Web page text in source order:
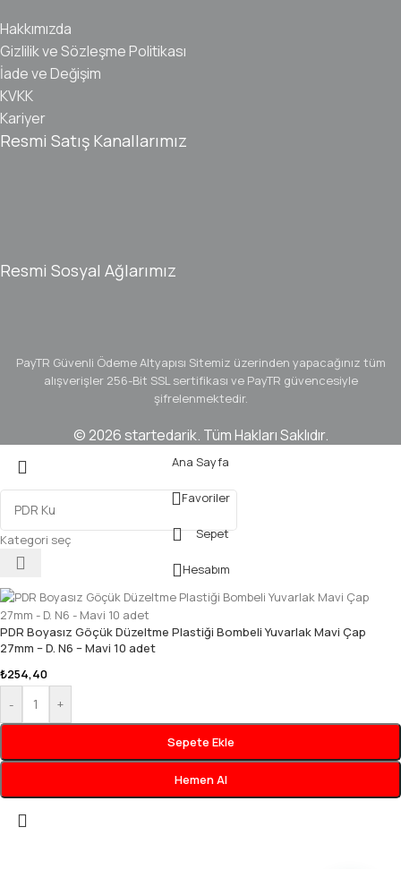
Hakkımızda
Gizlilik ve Sözleşme Politikası
İade ve Değişim
KVKK
Kariyer
Resmi Satış Kanallarımız
Resmi Sosyal Ağlarımız
PayTR Güvenli Ödeme Altyapısı Sitemiz üzerinden yapacağınız tüm
alışverişler 256-Bit SSL sertifikası ve PayTR güvencesiyle
şifrelenmektedir.
© 2026 startedarik. Tüm Hakları Saklıdır.
Kategori seç
Ana Sayfa
Favoriler
Sepet
Hesabım
PDR Boyasız Göçük Düzeltme Plastiği Bombeli Yuvarlak Mavi Çap
27mm – D. N6 – Mavi 10 adet
₺254,40
-
+
Sepete Ekle
Hemen Al